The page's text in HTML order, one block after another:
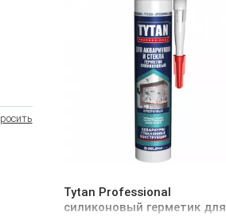
Tytan Professional
силиконовый герметик для